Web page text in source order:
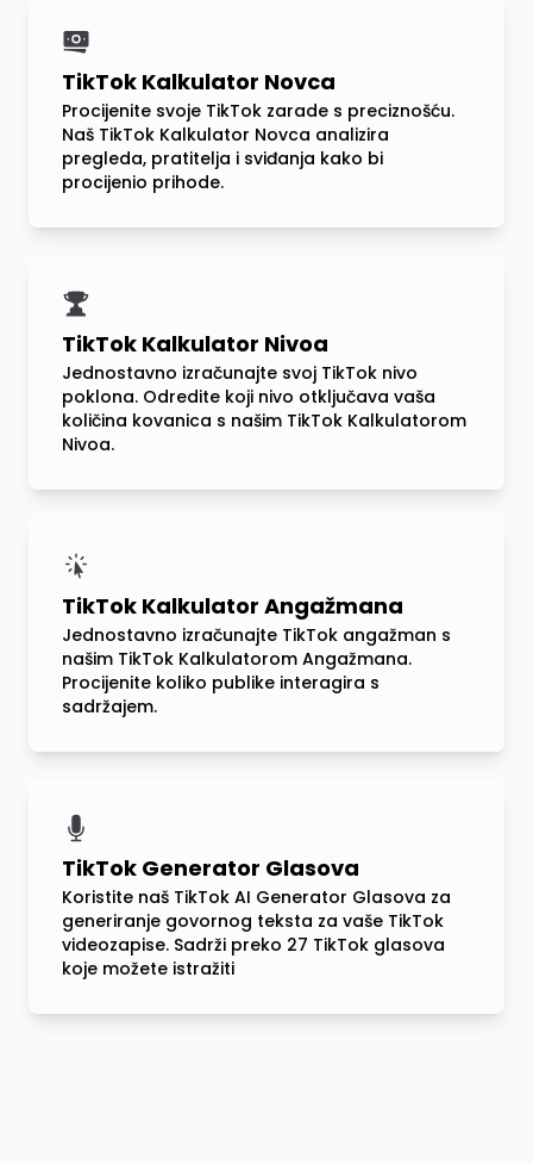
TikTok Kalkulator Novca
Procijenite svoje TikTok zarade s preciznošću.
Naš TikTok Kalkulator Novca analizira
pregleda, pratitelja i sviđanja kako bi
procijenio prihode.
TikTok Kalkulator Nivoa
Jednostavno izračunajte svoj TikTok nivo
poklona. Odredite koji nivo otključava vaša
količina kovanica s našim TikTok Kalkulatorom
Nivoa.
TikTok Kalkulator Angažmana
Jednostavno izračunajte TikTok angažman s
našim TikTok Kalkulatorom Angažmana.
Procijenite koliko publike interagira s
sadržajem.
TikTok Generator Glasova
Koristite naš TikTok AI Generator Glasova za
generiranje govornog teksta za vaše TikTok
videozapise. Sadrži preko 27 TikTok glasova
koje možete istražiti